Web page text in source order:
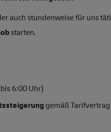
auch stundenweise für uns
starten.
6:00 Uhr)
gemäß